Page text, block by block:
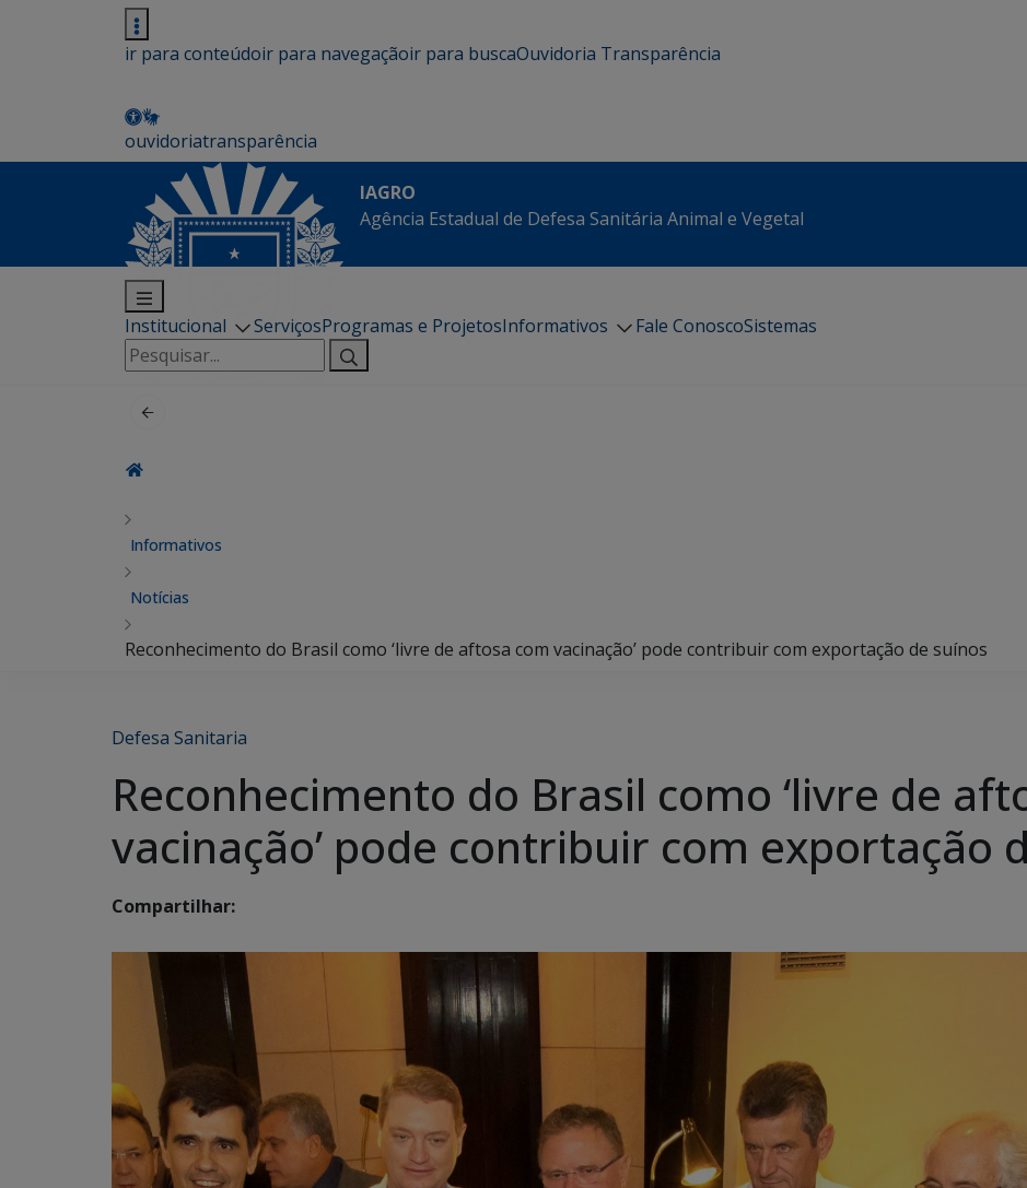
ir para conteúdoir para navegaçãoir para buscaOuvidoria Transparência
ouvidoriatransparência
IAGRO
Agência Estadual de Defesa Sanitária Animal e Vegetal
Institucional ServiçosProgramas e ProjetosInformativos Fale ConoscoSistemas
Pesquisar
por:
Informativos
Notícias
Reconhecimento do Brasil como ‘livre de aftosa com vacinação’ pode contribuir com exportação de suínos
Defesa Sanitaria
Reconhecimento do Brasil como ‘livre de
vacinação’ pode contribuir com exportação
Compartilhar: